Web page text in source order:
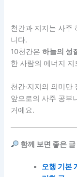
천간과 지지는 사주
니다.
10천간은하늘의 성
한 사람의 에너지
천간·지지의 의미만
앞으로의 사주 공부
거예요.
함께 보면 좋은 글
오행 기본